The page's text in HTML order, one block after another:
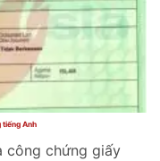
tiếng Anh
công chứng giấy